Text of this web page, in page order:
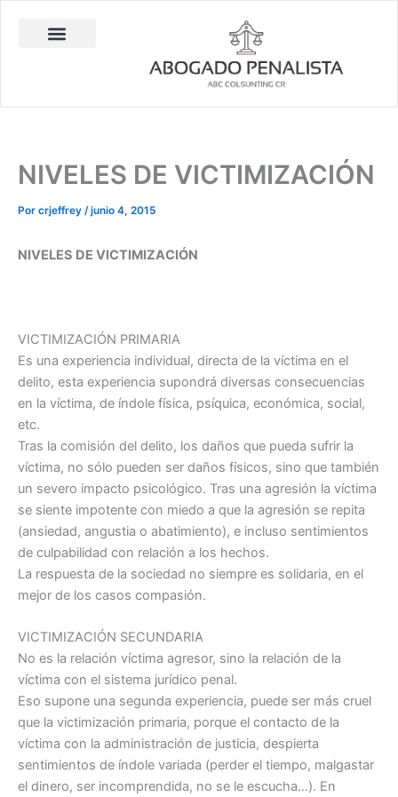
NIVELES DE VICTIMIZACIÓN
Por crjeffrey /junio 4, 2015
NIVELES DE VICTIMIZACIÓN
VICTIMIZACIÓN PRIMARIA
Es una experiencia individual, directa de la víctima en el
delito, esta experiencia supondrá diversas consecuencias
en la víctima, de índole física, psíquica, económica, social,
etc.
Tras la comisión del delito, los daños que pueda sufrir la
víctima, no sólo pueden ser daños físicos, sino que también
un severo impacto psicológico. Tras una agresión la víctima
se siente impotente con miedo a que la agresión se repita
(ansiedad, angustia o abatimiento), e incluso sentimientos
de culpabilidad con relación a los hechos.
La respuesta de la sociedad no siempre es solidaria, en el
mejor de los casos compasión.
VICTIMIZACIÓN SECUNDARIA
No es la relación víctima agresor, sino la relación de la
víctima con el sistema jurídico penal.
Eso supone una segunda experiencia, puede ser más cruel
que la victimización primaria, porque el contacto de la
víctima con la administración de justicia, despierta
sentimientos de índole variada (perder el tiempo, malgastar
el dinero, ser incomprendida, no se le escucha…). En